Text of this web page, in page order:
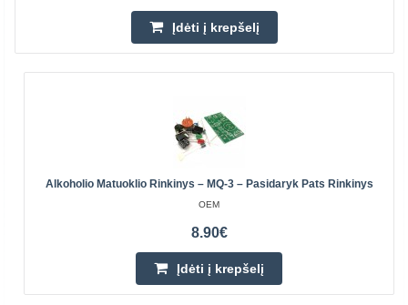
Įdėti į krepšelį
Alkoholio Matuoklio Rinkinys – MQ-3 – Pasidaryk Pats Rinkinys
OEM
8.90€
Įdėti į krepšelį